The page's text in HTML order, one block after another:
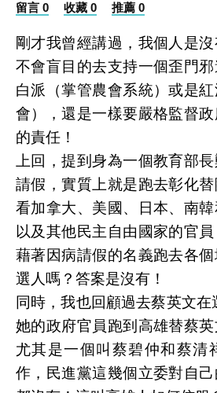
留言 0 收藏 0 推薦 0
剛才我曾經講過，我個人是
不會盲目的去支持一個歪門
白派（掌管農會系統）或是
會），還是一樣要嚴格監督
的責任！
上回，提到身為一個教育部
請假，實質上就是跑去彰化
看加拿大、美國、日本、南
以及其他民主自由國家的官
藉著因病請假的名義跑去各
選人嗎？答案是沒有！
同時，我也回顧過去蔡英文在
她的政府官員跑到高雄替蔡英
尤其是一個叫蔡碧仲和蔡清
作，民進黨這幾個立委對自